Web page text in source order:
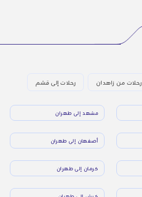
رحلات من زاهدان رحلات إلى قشم
مشهد إلى طهران
أصفهان إلى طهران
كرمان إلى طهران